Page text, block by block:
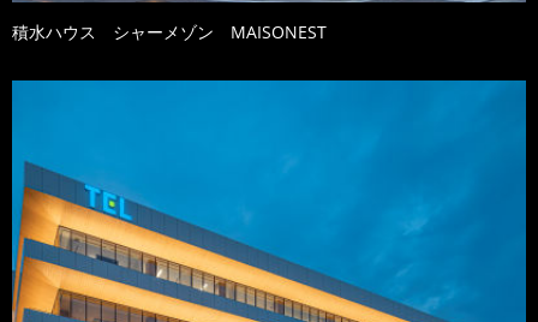
積水ハウス シャーメゾン MAISONEST